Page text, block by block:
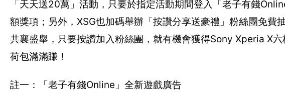
「天天送20萬」活動，只要於指定活動期間登入「老子有錢
額獎項；另外，XSG也加碼舉辦「按讚分享送豪禮」粉絲團免費
共襄盛舉，只要按讚加入粉絲團，就有機會獲得Sony Xperia X
荷包滿滿賺！
註一：「老子有錢Online」全新遊戲廣告